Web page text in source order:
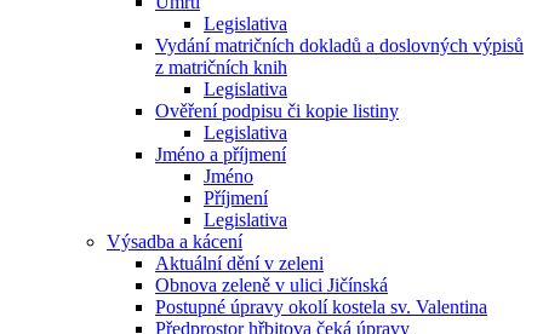
Legislativa
Vydání matričních dokladů a doslovných výpisů
z matričních knih
Legislativa
Ověření podpisu či kopie listiny
Legislativa
Jméno a příjmení
Jméno
Příjmení
Legislativa
Výsadba a kácení
Aktuální dění v zeleni
Obnova zeleně v ulici Jičínská
Postupné úpravy okolí kostela sv. Valentina
Předprostor hřbitova čeká úpravy